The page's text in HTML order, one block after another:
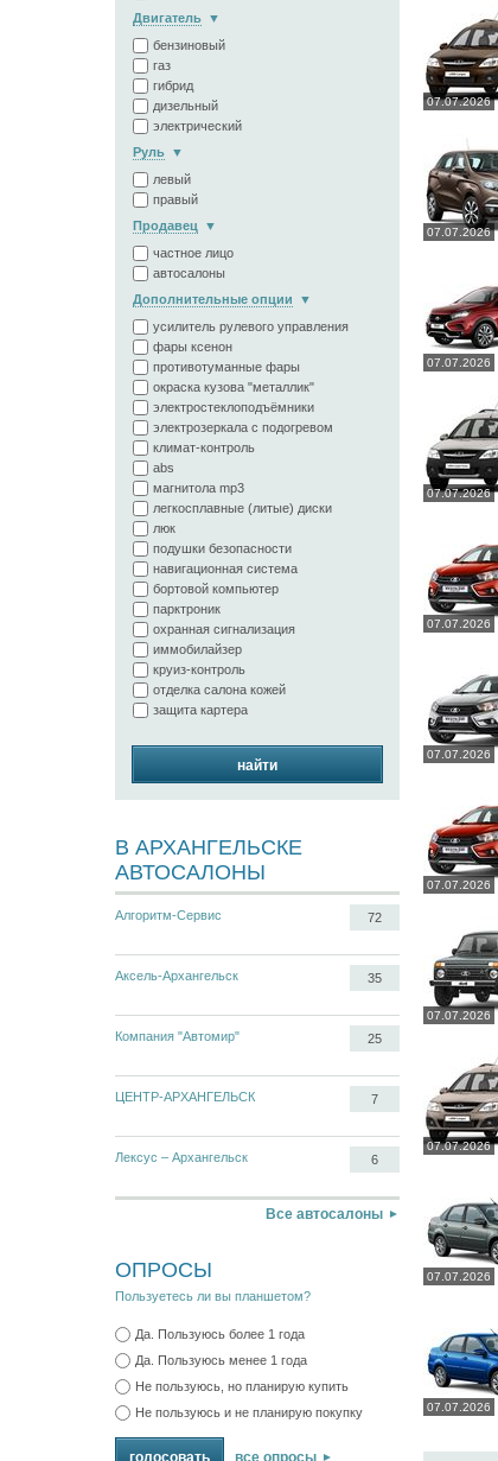
Двигатель
бензиновый
газ
гибрид
дизельный
электрический
Руль
левый
правый
Продавец
частное лицо
автосалоны
Дополнительные опции
усилитель рулевого управления
фары ксенон
противотуманные фары
окраска кузова "металлик"
электростеклоподъёмники
электрозеркала с подогревом
климат-контроль
abs
магнитола mp3
легкосплавные (литые) диски
люк
подушки безопасности
навигационная система
бортовой компьютер
парктроник
охранная сигнализация
иммобилайзер
круиз-контроль
отделка салона кожей
защита картера
найти
В АРХАНГЕЛЬСКЕ
АВТОСАЛОНЫ
Алгоритм-Сервис 72
Аксель-Архангельск 35
Компания "Автомир" 25
ЦЕНТР-АРХАНГЕЛЬСК 7
Лексус – Архангельск 6
Все автосалоны
ОПРОСЫ
Пользуетесь ли вы планшетом?
Да. Пользуюсь более 1 года
Да. Пользуюсь менее 1 года
Не пользуюсь, но планирую купить
Не пользуюсь и не планирую покупку
все опросы
07.07.2026
07.07.2026
07.07.2026
07.07.2026
07.07.2026
07.07.2026
07.07.2026
07.07.2026
07.07.2026
07.07.2026
07.07.2026